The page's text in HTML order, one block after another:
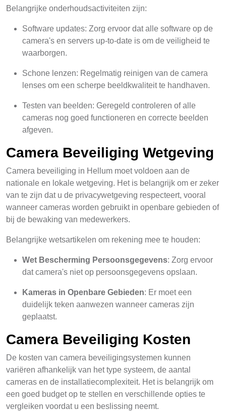
Belangrijke onderhoudsactiviteiten zijn:
Software updates: Zorg ervoor dat alle software op de
camera's en servers up-to-date is om de veiligheid te
waarborgen.
Schone lenzen: Regelmatig reinigen van de camera
lenses om een scherpe beeldkwaliteit te handhaven.
Testen van beelden: Geregeld controleren of alle
cameras nog goed functioneren en correcte beelden
afgeven.
Camera Beveiliging Wetgeving
Camera beveiliging in Hellum moet voldoen aan de
nationale en lokale wetgeving. Het is belangrijk om er zeker
van te zijn dat u de privacywetgeving respecteert, vooral
wanneer cameras worden gebruikt in openbare gebieden of
bij de bewaking van medewerkers.
Belangrijke wetsartikelen om rekening mee te houden:
Wet Bescherming Persoonsgegevens: Zorg ervoor
dat camera's niet op persoonsgegevens opslaan.
Kameras in Openbare Gebieden: Er moet een
duidelijk teken aanwezen wanneer cameras zijn
geplaatst.
Camera Beveiliging Kosten
De kosten van camera beveiligingsystemen kunnen
variëren afhankelijk van het type systeem, de aantal
cameras en de installatiecomplexiteit. Het is belangrijk om
een goed budget op te stellen en verschillende opties te
vergleiken voordat u een beslissing neemt.